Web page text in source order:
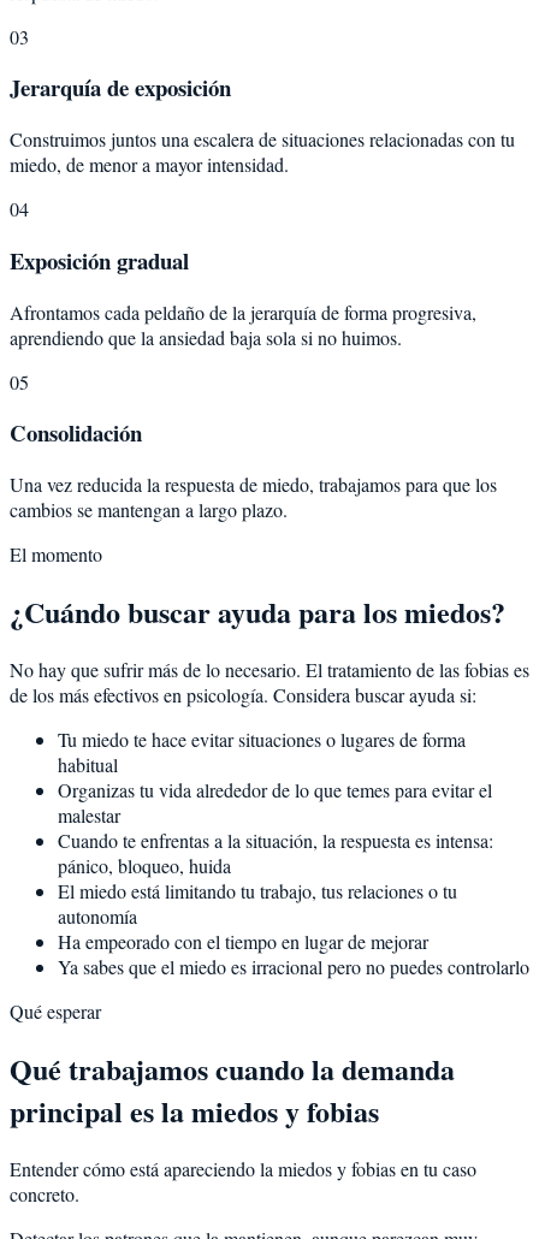
03
Jerarquía de exposición
Construimos juntos una escalera de situaciones relacionadas con tu
miedo, de menor a mayor intensidad.
04
Exposición gradual
Afrontamos cada peldaño de la jerarquía de forma progresiva,
aprendiendo que la ansiedad baja sola si no huimos.
05
Consolidación
Una vez reducida la respuesta de miedo, trabajamos para que los
cambios se mantengan a largo plazo.
El momento
¿Cuándo buscar ayuda para los miedos?
No hay que sufrir más de lo necesario. El tratamiento de las fobias es
de los más efectivos en psicología. Considera buscar ayuda si:
Tu miedo te hace evitar situaciones o lugares de forma
habitual
Organizas tu vida alrededor de lo que temes para evitar el
malestar
Cuando te enfrentas a la situación, la respuesta es intensa:
pánico, bloqueo, huida
El miedo está limitando tu trabajo, tus relaciones o tu
autonomía
Ha empeorado con el tiempo en lugar de mejorar
Ya sabes que el miedo es irracional pero no puedes controlarlo
Qué esperar
Qué trabajamos cuando la demanda
principal es la miedos y fobias
Entender cómo está apareciendo la miedos y fobias en tu caso
concreto.